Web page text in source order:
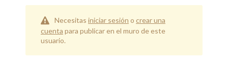
Necesitas iniciar sesión o crear una
cuenta para publicar en el muro de este
usuario.